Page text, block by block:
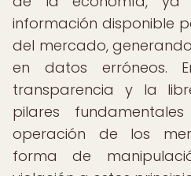
información disponible
del mercado,
en datos erróneos.
transparencia y la
pilares
operación de los
forma de